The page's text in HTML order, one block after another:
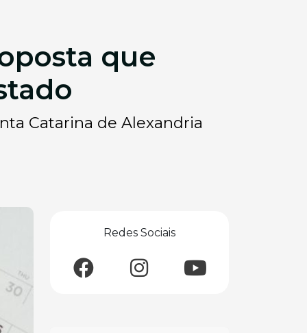
que
Catarina de Alexandria
Redes Sociais